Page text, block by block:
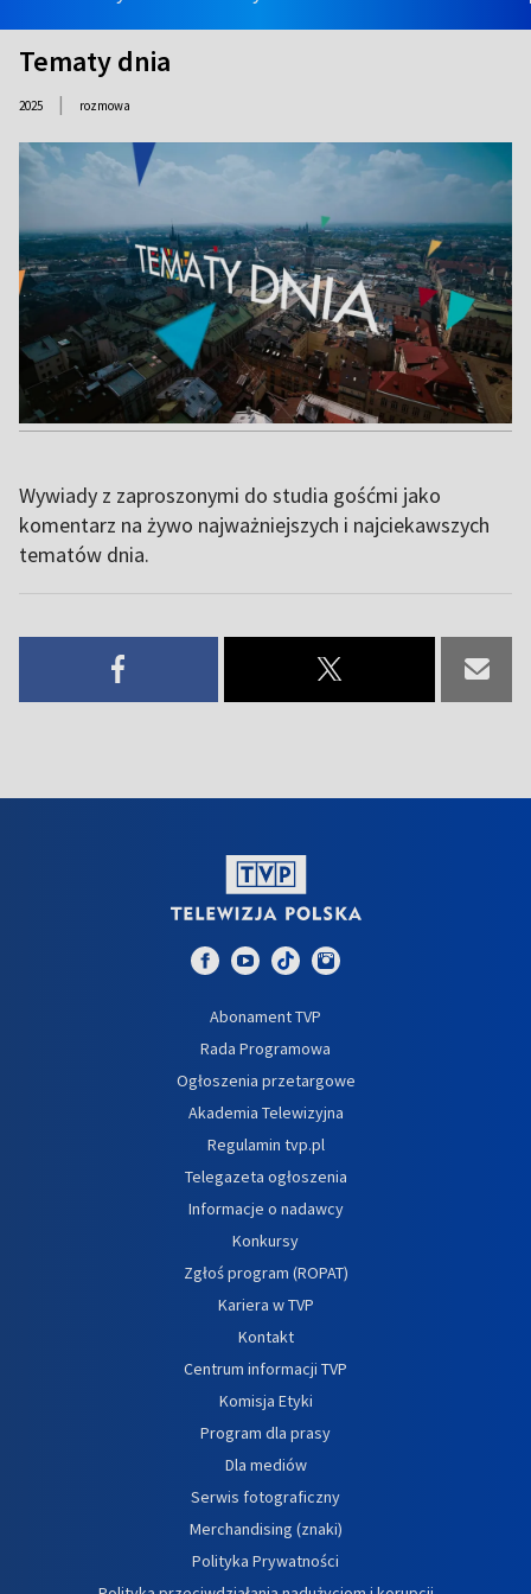
Tematy dnia
2025 | rozmowa
Wywiady z zaproszonymi do studia gośćmi jako
komentarz na żywo najważniejszych i najciekawszych
tematów dnia.
Abonament TVP
Rada Programowa
Ogłoszenia przetargowe
Akademia Telewizyjna
Regulamin tvp.pl
Telegazeta ogłoszenia
Informacje o nadawcy
Konkursy
Zgłoś program (ROPAT)
Kariera w TVP
Kontakt
Centrum informacji TVP
Komisja Etyki
Program dla prasy
Dla mediów
Serwis fotograficzny
Merchandising (znaki)
Polityka Prywatności